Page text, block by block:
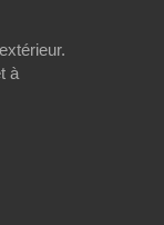
à